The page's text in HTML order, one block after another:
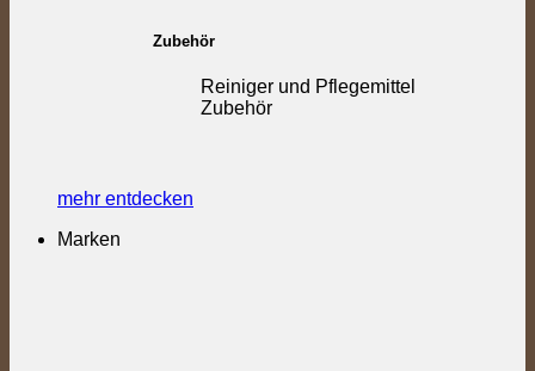
Zubehör
Reiniger und Pflegemittel
Zubehör
mehr entdecken
Marken